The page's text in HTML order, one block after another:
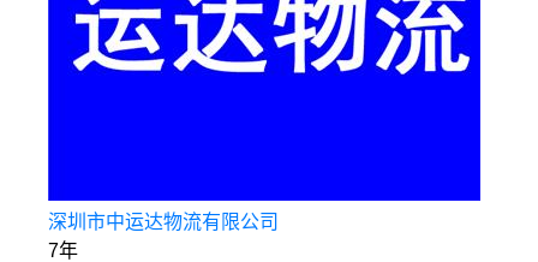
深圳市中运达物流有限公司
7年